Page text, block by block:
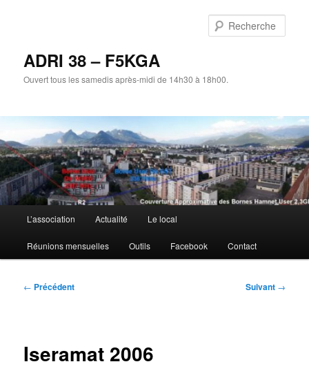
ADRI 38 – F5KGA
Ouvert tous les samedis après-midi de 14h30 à 18h00.
principal
L’association Actualité Le local
Réunions mensuelles Outils Facebook Contact
Navigation
← Précédent Suivant →
Iseramat 2006